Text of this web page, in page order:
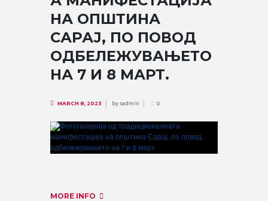
НА ОПШТИНА
САРАЈ, ПО ПОВОД
ОДБЕЛЕЖУВАЊЕТО
НА 7 И 8 МАРТ.
MARCH 8, 2023 bysadmin 0
MORE INFO